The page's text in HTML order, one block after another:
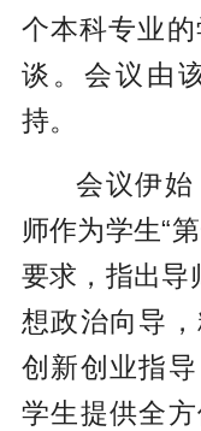
个本科专业
谈。会议由
持。
会议伊
师作为学生“
要求，指出导
想政治向导
创新创业指
学生提供全